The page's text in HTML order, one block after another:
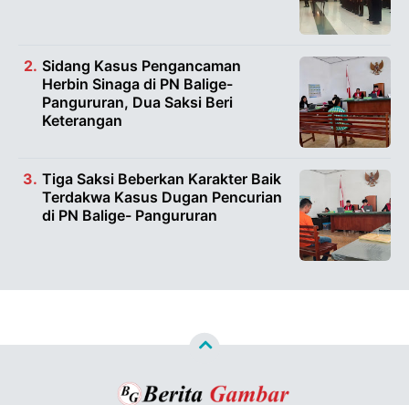
Sidang Kasus Pengancaman
Herbin Sinaga di PN Balige-
Pangururan, Dua Saksi Beri
Keterangan
Tiga Saksi Beberkan Karakter Baik
Terdakwa Kasus Dugan Pencurian
di PN Balige- Pangururan